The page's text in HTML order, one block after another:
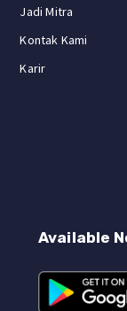
Jadi Mitra
Kontak Kami
Karir
Available